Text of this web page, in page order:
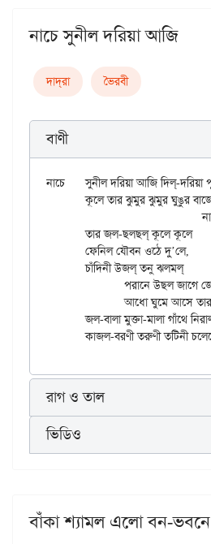
নাচে সুনীল দরিয়া আজি
দাদ্‌রা ভৈরবী
বাণী
নাচে	সুনীল দরিয়া আজি দিল্-দরিয়া পূর্ণিমা চাঁদেরে পেয়ে।
	কূলে তার ঝুমুর ঝুমুর ঘুঙুর বাজে মিঠে আওয়াজে
				নাচে জল্-পরীর মেয়ে।।
	তার জল-ছলছল্ কূলে কূলে
	চাঁদিনী উজল্ তনু ঝলমল্
		আধো ঘুমে আসে তার নয়ন ছেয়ে।।
	জল-বালা মুক্তা-মালা গাঁথে নিরালা চাঁদের তরে,
রাগ ও তাল
ভিডিও
বাঁকা শ্যামল এলো বন-ভবনে